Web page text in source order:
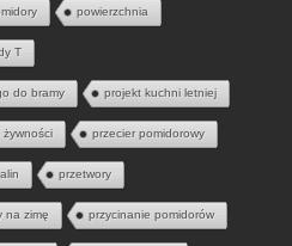
powierzchnia
T
do bramy projekt kuchni letniej
żywności przecier pomidorowy
przetwory
na zimę przycinanie pomidorów